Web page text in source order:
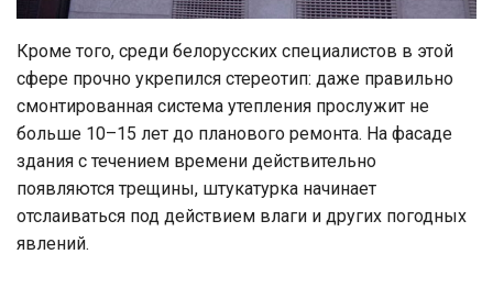
Кроме того, среди белорусских специалистов в этой
сфере прочно укрепился стереотип: даже правильно
смонтированная система утепления прослужит не
больше 10–15 лет до планового ремонта. На фасаде
здания с течением времени действительно
появляются трещины, штукатурка начинает
отслаиваться под действием влаги и других погодных
явлений.